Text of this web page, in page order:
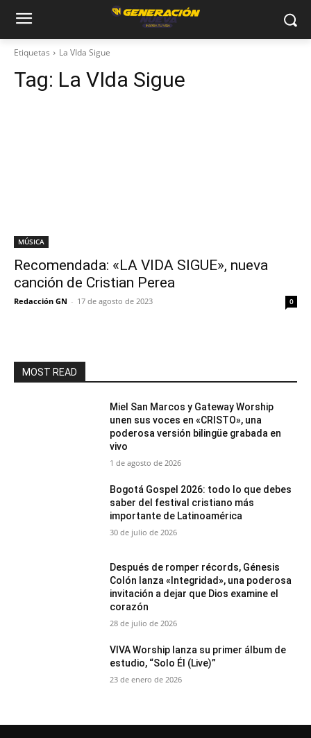
Etiquetas La VIda Sigue
Tag: La VIda Sigue
MÚSICA
Recomendada: «LA VIDA SIGUE», nueva
canción de Cristian Perea
Redacción GN - 17 de agosto de 2023 0
MOST READ
Miel San Marcos y Gateway Worship
unen sus voces en «CRISTO», una
poderosa versión bilingüe grabada en
vivo
1 de agosto de 2026
Bogotá Gospel 2026: todo lo que debes
saber del festival cristiano más
importante de Latinoamérica
30 de julio de 2026
Después de romper récords, Génesis
Colón lanza «Integridad», una poderosa
invitación a dejar que Dios examine el
corazón
28 de julio de 2026
VIVA Worship lanza su primer álbum de
estudio, “Solo Él (Live)”
23 de enero de 2026